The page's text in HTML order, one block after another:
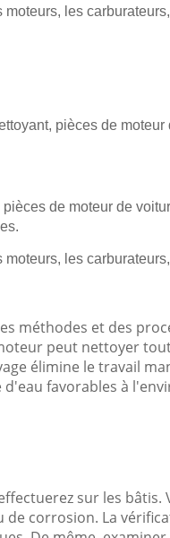
les
pièces de moteur
de moteur de
les
méthodes et des
peut nettoyer
élimine le travail
favorables à
sur les bâtis.
de corrosion. La